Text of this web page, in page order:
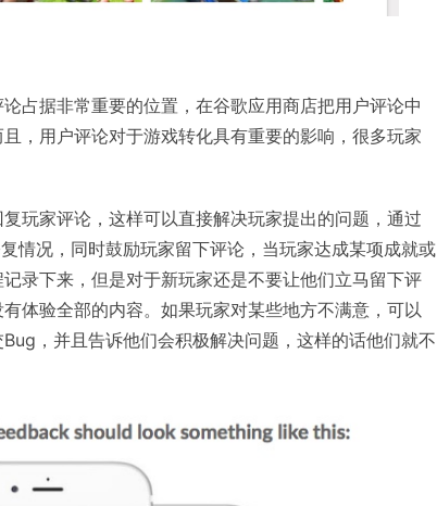
占据非常重要的位置，在谷歌应用商店把用户评论中
，用户评论对于游戏转化具有重要的影响，很多玩家
玩家评论，这样可以直接解决玩家提出的问题，通过
情况，同时鼓励玩家留下评论，当玩家达成某项成就或
录下来，但是对于新玩家还是不要让他们立马留下评
体验全部的内容。如果玩家对某些地方不满意，可以
，并且告诉他们会积极解决问题，这样的话他们就不